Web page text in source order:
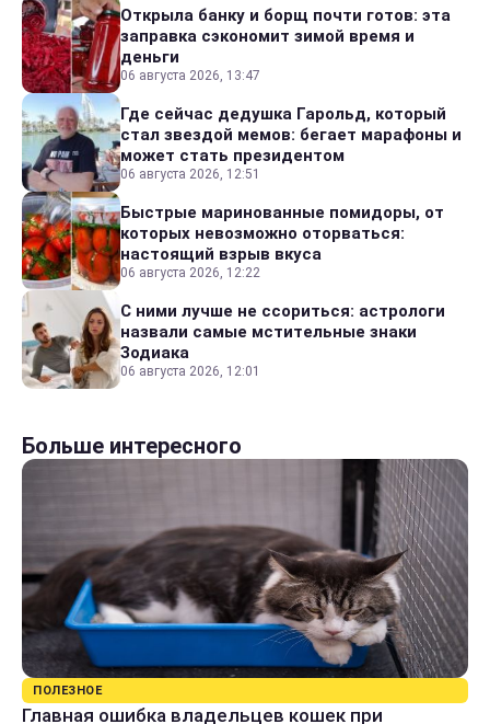
Открыла банку и борщ почти готов: эта
заправка сэкономит зимой время и
деньги
06 августа 2026, 13:47
Где сейчас дедушка Гарольд, который
стал звездой мемов: бегает марафоны и
может стать президентом
06 августа 2026, 12:51
Быстрые маринованные помидоры, от
которых невозможно оторваться:
настоящий взрыв вкуса
06 августа 2026, 12:22
С ними лучше не ссориться: астрологи
назвали самые мстительные знаки
Зодиака
06 августа 2026, 12:01
Больше интересного
ПОЛЕЗНОЕ
Главная ошибка владельцев кошек при